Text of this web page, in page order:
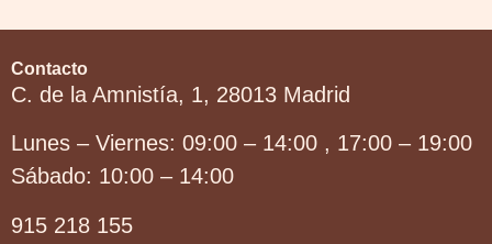
Contacto
C. de la Amnistía, 1, 28013 Madrid
Lunes – Viernes: 09:00 – 14:00 , 17:00 – 19:00
Sábado: 10:00 – 14:00
915 218 155